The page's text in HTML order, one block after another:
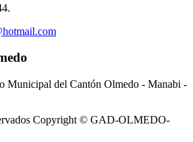
Municipal del Cantón Olmedo - Manabi -
Copyright © GAD-OLMEDO-